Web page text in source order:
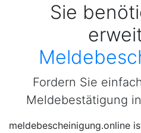
Sie
Fordern Sie
Meldebestätigung in
meldebescheinigung.online